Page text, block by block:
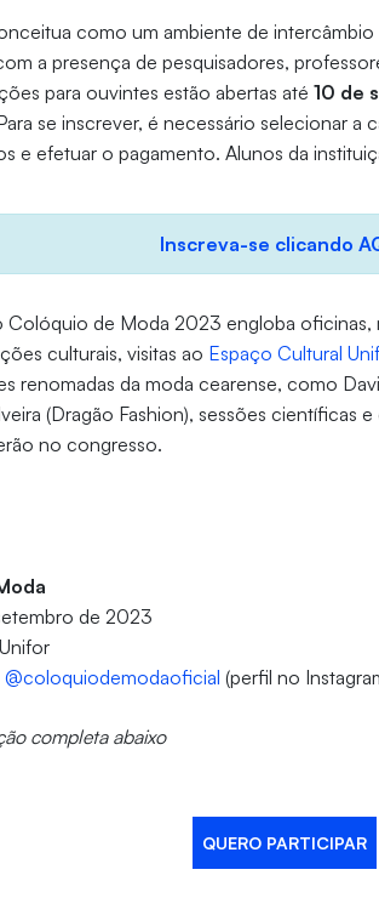
como um ambiente de
a presença de pesquisadores,
para ouvintes estão abertas até10 de
se inscrever, é necessário selecionar a
e efetuar o pagamento. Alunos da
Inscreva-se clicando
Colóquio de Moda 2023 engloba
culturais, visitas ao Espaço Cultural
renomadas da moda cearense, como
(Dragão Fashion), sessões científicas
no congresso.
de 2023
@coloquiodemodaoficial (perfil no
completa abaixo
QUERO PARTICIPAR